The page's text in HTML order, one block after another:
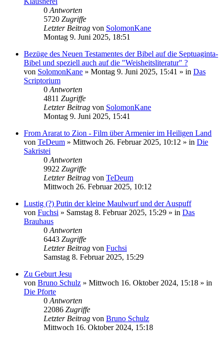
0 Antworten
5720 Zugriffe
Letzter Beitrag von SolomonKane
Montag 9. Juni 2025, 18:51
Bezüge des Neuen Testamentes der Bibel auf die Septuaginta-
Bibel und speziell auch auf die "Weisheitsliteratur" ?
von SolomonKane » Montag 9. Juni 2025, 15:41 » in Das
Scriptorium
0 Antworten
4811 Zugriffe
Letzter Beitrag von SolomonKane
Montag 9. Juni 2025, 15:41
From Ararat to Zion - Film über Armenier im Heiligen Land
von TeDeum » Mittwoch 26. Februar 2025, 10:12 » in Die
Sakristei
0 Antworten
9922 Zugriffe
Letzter Beitrag von TeDeum
Mittwoch 26. Februar 2025, 10:12
Lustig (?) Putin der kleine Maulwurf und der Auspuff
von Fuchsi » Samstag 8. Februar 2025, 15:29 » in Das
Brauhaus
0 Antworten
6443 Zugriffe
Letzter Beitrag von Fuchsi
Samstag 8. Februar 2025, 15:29
Zu Geburt Jesu
von Bruno Schulz » Mittwoch 16. Oktober 2024, 15:18 » in
Die Pforte
0 Antworten
22086 Zugriffe
Letzter Beitrag von Bruno Schulz
Mittwoch 16. Oktober 2024, 15:18